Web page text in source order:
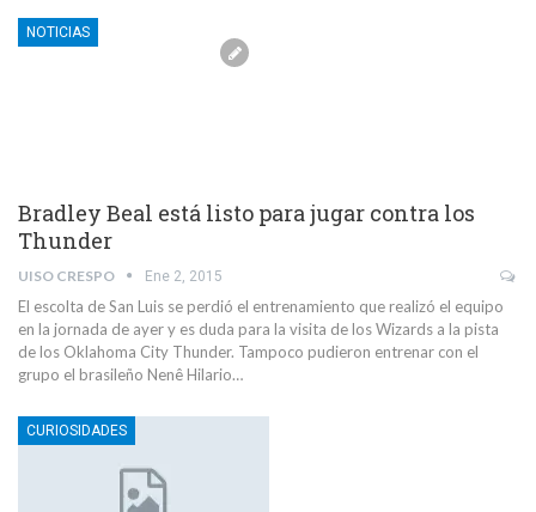
NOTICIAS
Bradley Beal está listo para jugar contra los
Thunder
UISO CRESPO Ene 2, 2015
El escolta de San Luis se perdió el entrenamiento que realizó el equipo
en la jornada de ayer y es duda para la visita de los Wizards a la pista
de los Oklahoma City Thunder. Tampoco pudieron entrenar con el
grupo el brasileño Nenê Hilario…
CURIOSIDADES